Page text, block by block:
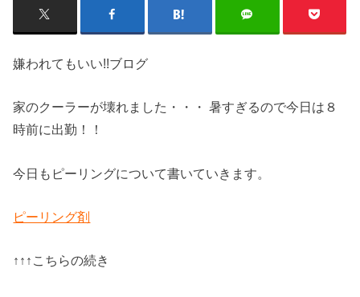
嫌われてもいい!!ブログ
家のクーラーが壊れました・・・ 暑すぎるので今日は８
時前に出勤！！
今日もピーリングについて書いていきます。
ピーリング剤
↑↑↑こちらの続き